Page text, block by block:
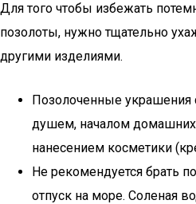
Для того чтобы избежать
позолоты, нужно тщательно
другими изделиями.
Позолоченные украшения
душем, началом
нанесением косметики
Не рекомендуется брать
отпуск на море. Соленая